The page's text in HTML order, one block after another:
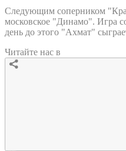
Следующим соперником
московское "Динамо". Игра
день до этого "Ахмат"
Читайте нас в